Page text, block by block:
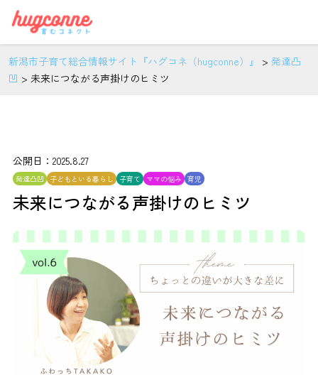
新潟市子育て総合情報サイト『ハグコネ（hugconne）』 > 発達凸
凹 > 未来につながる声掛けのヒミツ
公開日：2025.8.27
発達凸凹 子どもといる暮らし 子育て ママの悩み 育児
未来につながる声掛けのヒミツ